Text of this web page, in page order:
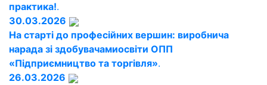
практика!.
30.03.2026
На старті до професійних вершин: виробнича
нарада зі здобувачамиосвіти ОПП
«Підприємництво та торгівля».
26.03.2026